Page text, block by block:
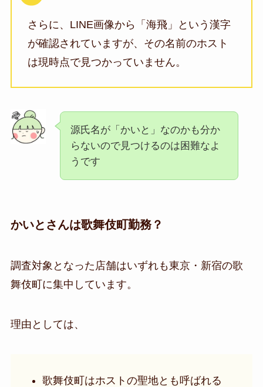
さらに、LINE画像から「海飛」という漢字
が確認されていますが、 その名前のホスト
は現時点で見つかっていません。
源氏名が「かいと」なのかも分か
らないので見つけるのは困難なよ
うです
かいとさんは歌舞伎町勤務？
調査対象となった店舗はいずれも東京・新宿の歌
舞伎町に集中しています。
理由としては、
歌舞伎町はホストの聖地とも呼ばれる